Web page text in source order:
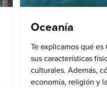
Oceanía
Te explicamos qué es
sus características
culturales. Además,
economía, religión y